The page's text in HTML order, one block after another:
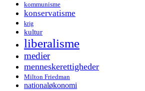
kommunisme
konservatisme
krig
kultur
liberalisme
medier
menneskerettigheder
Milton Friedman
nationaløkonomi